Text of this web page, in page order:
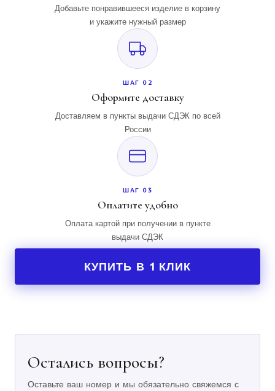
Добавьте понравившееся изделие в корзину
и укажите нужный размер
ШАГ 02
Оформите доставку
Доставляем в пункты выдачи СДЭК по всей
России
ШАГ 03
Оплатите удобно
Оплата картой при получении в пункте
выдачи СДЭК
КУПИТЬ В 1 КЛИК
Остались вопросы?
Оставьте ваш номер и мы обязательно свяжемся с